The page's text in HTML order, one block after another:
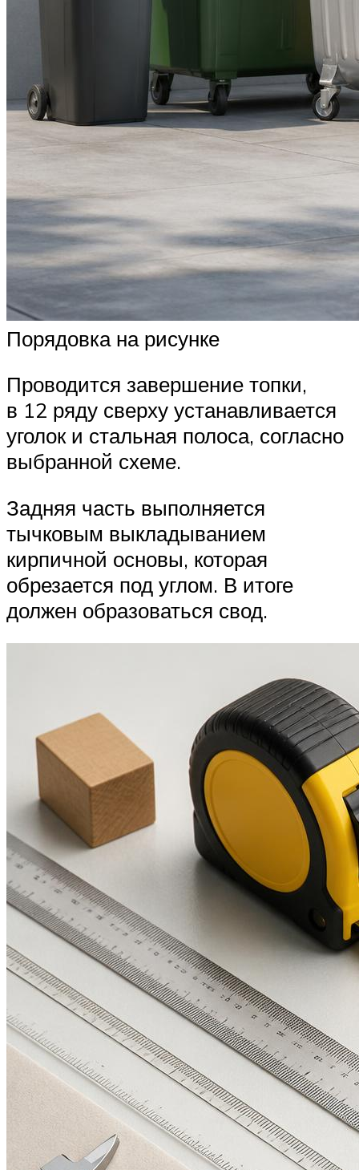
Порядовка на рисунке
Проводится завершение топки,
в 12 ряду сверху устанавливается
уголок и стальная полоса, согласно
выбранной схеме.
Задняя часть выполняется
тычковым выкладыванием
кирпичной основы, которая
обрезается под углом. В итоге
должен образоваться свод.